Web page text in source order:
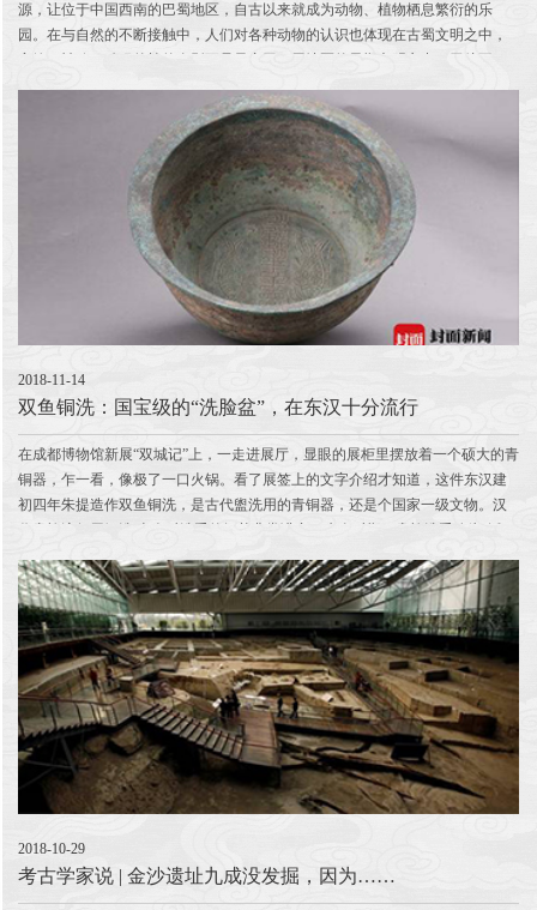
源，让位于中国西南的巴蜀地区，自古以来就成为动物、植物栖息繁衍的乐
园。在与自然的不断接触中，人们对各种动物的认识也体现在古蜀文明之中，
2018-11-14
双鱼铜洗：国宝级的“洗脸盆”，在东汉十分流行
在成都博物馆新展“双城记”上，一走进展厅，显眼的展柜里摆放着一个硕大的青
铜器，乍一看，像极了一口火锅。看了展签上的文字介绍才知道，这件东汉建
初四年朱提造作双鱼铜洗，是古代盥洗用的青铜器，还是个国家一级文物。汉
代贵族流行用铜洗 古人对洗手的细节非常讲究，先秦时期，贵族洗手称为“沃
2018-10-29
考古学家说 | 金沙遗址九成没发掘，因为……